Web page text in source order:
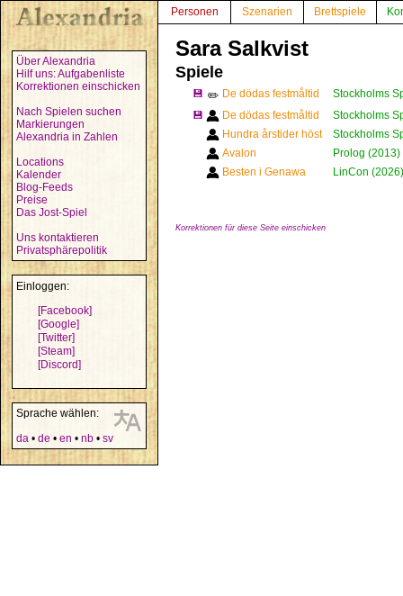
Über Alexandria
Hilf uns: Aufgabenliste
Korrektionen einschicken
Nach Spielen suchen
Markierungen
Alexandria in Zahlen
Locations
Kalender
Blog-Feeds
Preise
Das Jost-Spiel
Uns kontaktieren
Privatsphärepolitik
Einloggen:
[Facebook]
[Google]
[Twitter]
[Steam]
[Discord]
Sprache wählen:
da • de • en • nb • sv
Personen Szenarien Brettspiele
Sara Salkvist
Spiele
💾 ✏️ De dödas festmåltid
Stockholms
💾
De dödas festmåltid
Stockholms
Hundra årstider höst
Stockholms
Avalon
Prolog (2013)
Besten i Genawa
LinCon (2026)
Korrektionen für diese Seite einschicken